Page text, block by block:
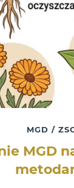
MGD /
MGD